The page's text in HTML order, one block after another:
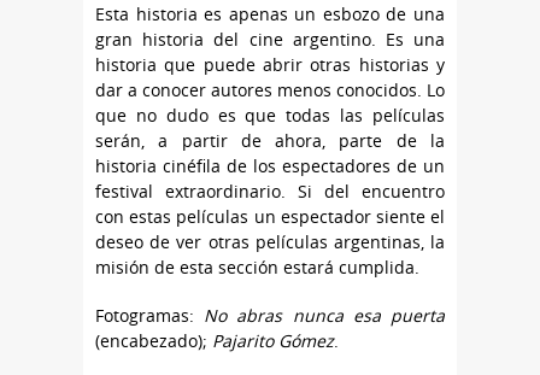
Esta historia es apenas un esbozo de una
gran historia del cine argentino. Es una
historia que puede abrir otras historias y
dar a conocer autores menos conocidos. Lo
que no dudo es que todas las películas
serán, a partir de ahora, parte de la
historia cinéfila de los espectadores de un
festival extraordinario. Si del encuentro
con estas películas un espectador siente el
deseo de ver otras películas argentinas, la
misión de esta sección estará cumplida.
Fotogramas: No abras nunca esa puerta
(encabezado); Pajarito Gómez.